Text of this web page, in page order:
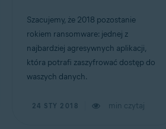
Szacujemy, że 2018 pozostanie
rokiem ransomware: jednej z
najbardziej agresywnych aplikacji,
która potrafi zaszyfrować dostęp do
waszych danych.
24 STY 2018 min czytaj